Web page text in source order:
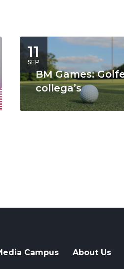
11
SEP
BM Games:
collega’s
Campus About Us